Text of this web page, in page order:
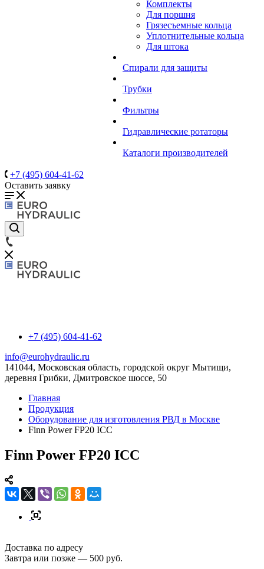
Комплекты
Для поршня
Грязесъемные кольца
Уплотнительные кольца
Для штока
Спирали для защиты
Трубки
Фильтры
Гидравлические ротаторы
Каталоги производителей
+7 (495) 604-41-62
Оставить заявку
+7 (495) 604-41-62
info@eurohydraulic.ru
141044, Московская область, городской округ Мытищи,
деревня Грибки, Дмитровское шоссе, 50
Главная
Продукция
Оборудование для изготовления РВД в Москве
Finn Power FP20 ICC
Finn Power FP20 ICC
Доставка по адресу
Завтра или позже — 500 руб.